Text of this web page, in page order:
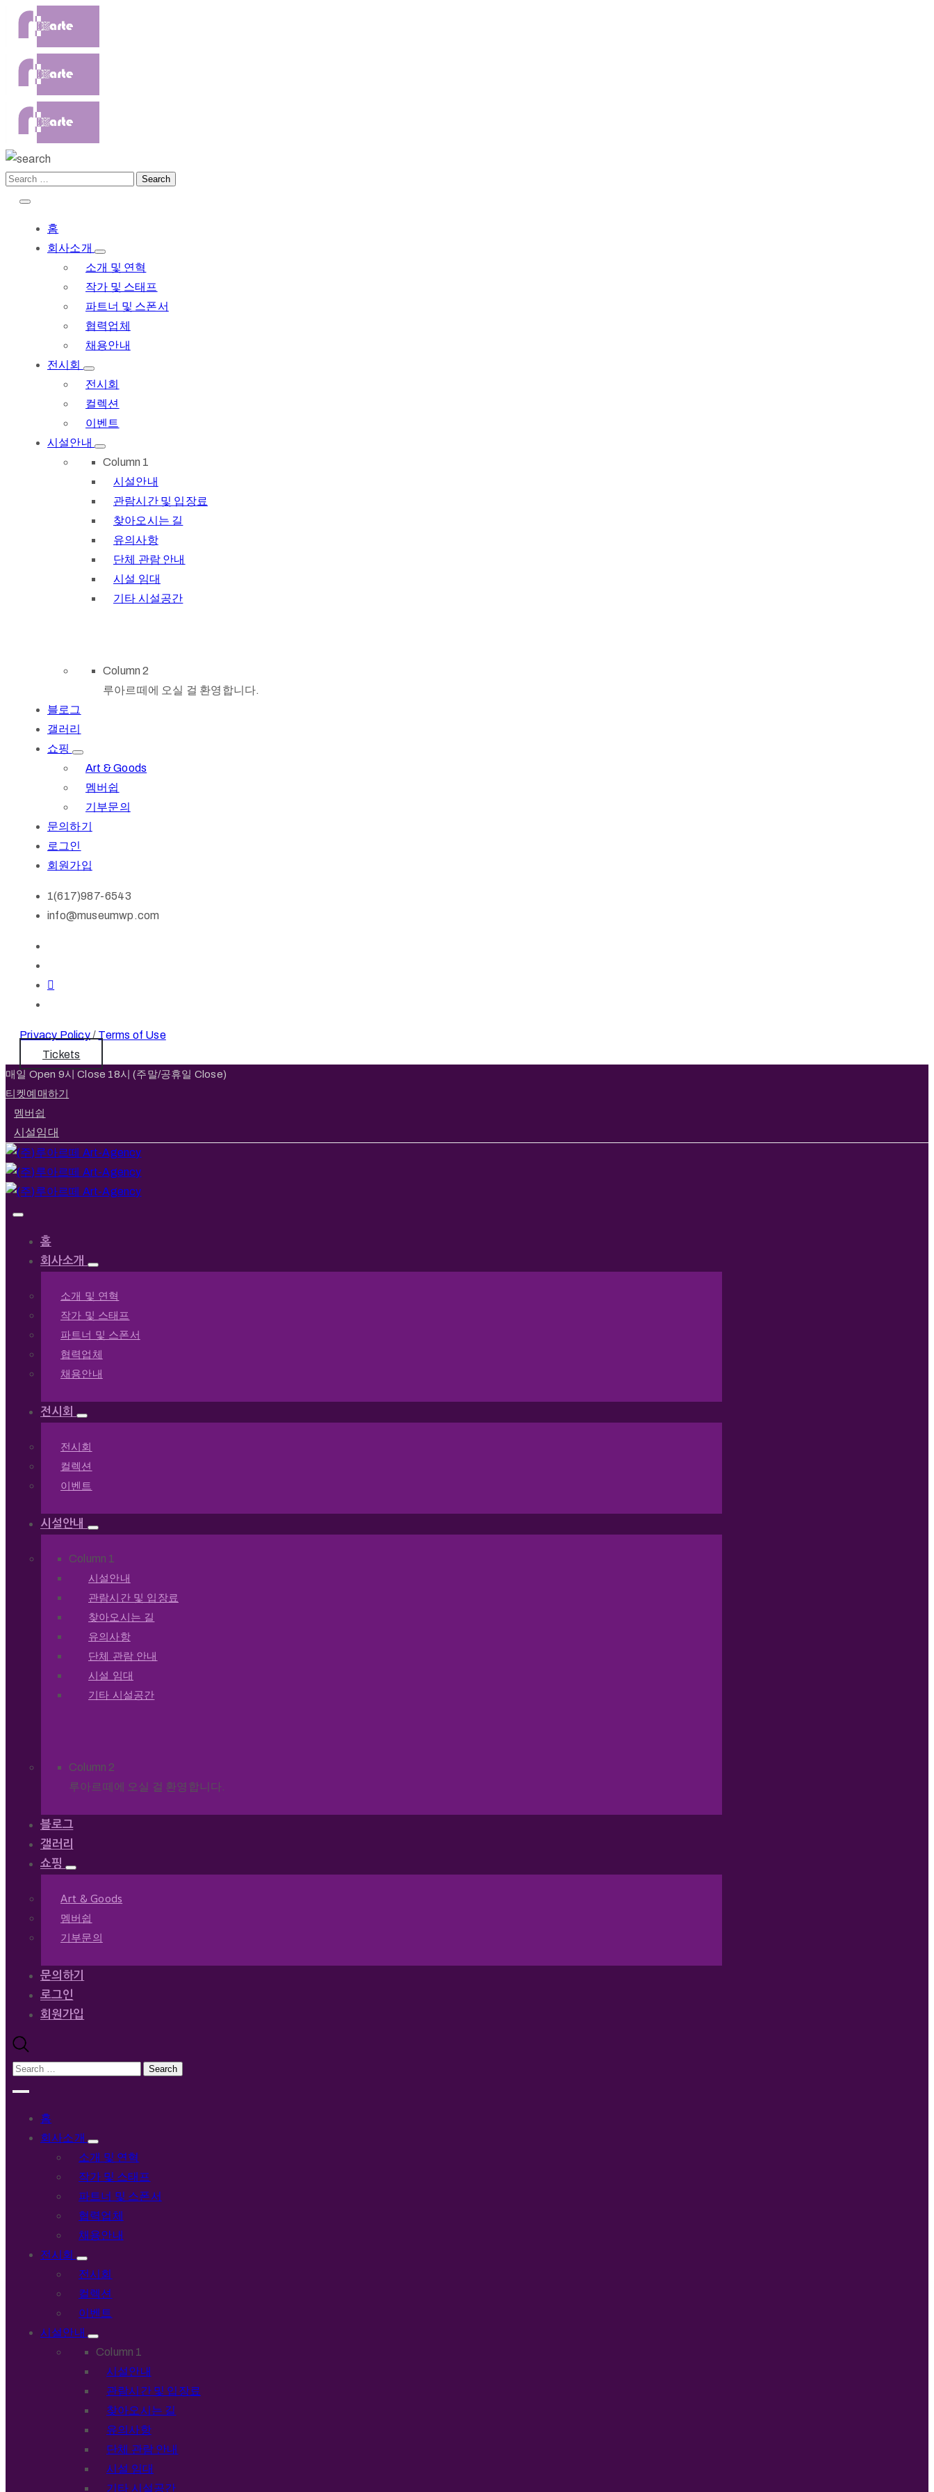
홈
회사소개
소개 및 연혁
작가 및 스태프
파트너 및 스폰서
협력업체
채용안내
전시회
전시회
컬렉션
이벤트
시설안내
Column 1
시설안내
관람시간 및 입장료
찾아오시는 길
유의사항
단체 관람 안내
시설 임대
기타 시설공간
Column 2
루아르떼에 오실 걸 환영합니다.
블로그
갤러리
쇼핑
Art & Goods
멤버쉽
기부문의
문의하기
로그인
회원가입
1(617)987-6543
info@museumwp.com
Privacy Policy/ Terms of Use
Tickets
매일 Open 9시 Close 18시 (주말/공휴일 Close)
티켓예매하기
멤버쉽
시설임대
홈
회사소개
소개 및 연혁
작가 및 스태프
파트너 및 스폰서
협력업체
채용안내
전시회
전시회
컬렉션
이벤트
시설안내
Column 1
시설안내
관람시간 및 입장료
찾아오시는 길
유의사항
단체 관람 안내
시설 임대
기타 시설공간
Column 2
루아르떼에 오실 걸 환영합니다.
블로그
갤러리
쇼핑
Art & Goods
멤버쉽
기부문의
문의하기
로그인
회원가입
홈
회사소개
소개 및 연혁
작가 및 스태프
파트너 및 스폰서
협력업체
채용안내
전시회
전시회
컬렉션
이벤트
시설안내
Column 1
시설안내
관람시간 및 입장료
찾아오시는 길
유의사항
단체 관람 안내
시설 임대
기타 시설공간